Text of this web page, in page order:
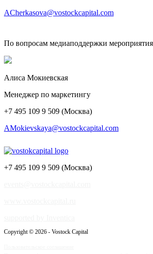
ACherkasova@vostockcapital.com
По вопросам медиаподдержки
Алиса Мокиевская
Менеджер по маркетингу
+7 495 109 9 509 (Москва)
AMokievskaya@vostockcapital.com
+7 495 109 9 509 (Москва)
Copyright © 2026 - Vostock Capital